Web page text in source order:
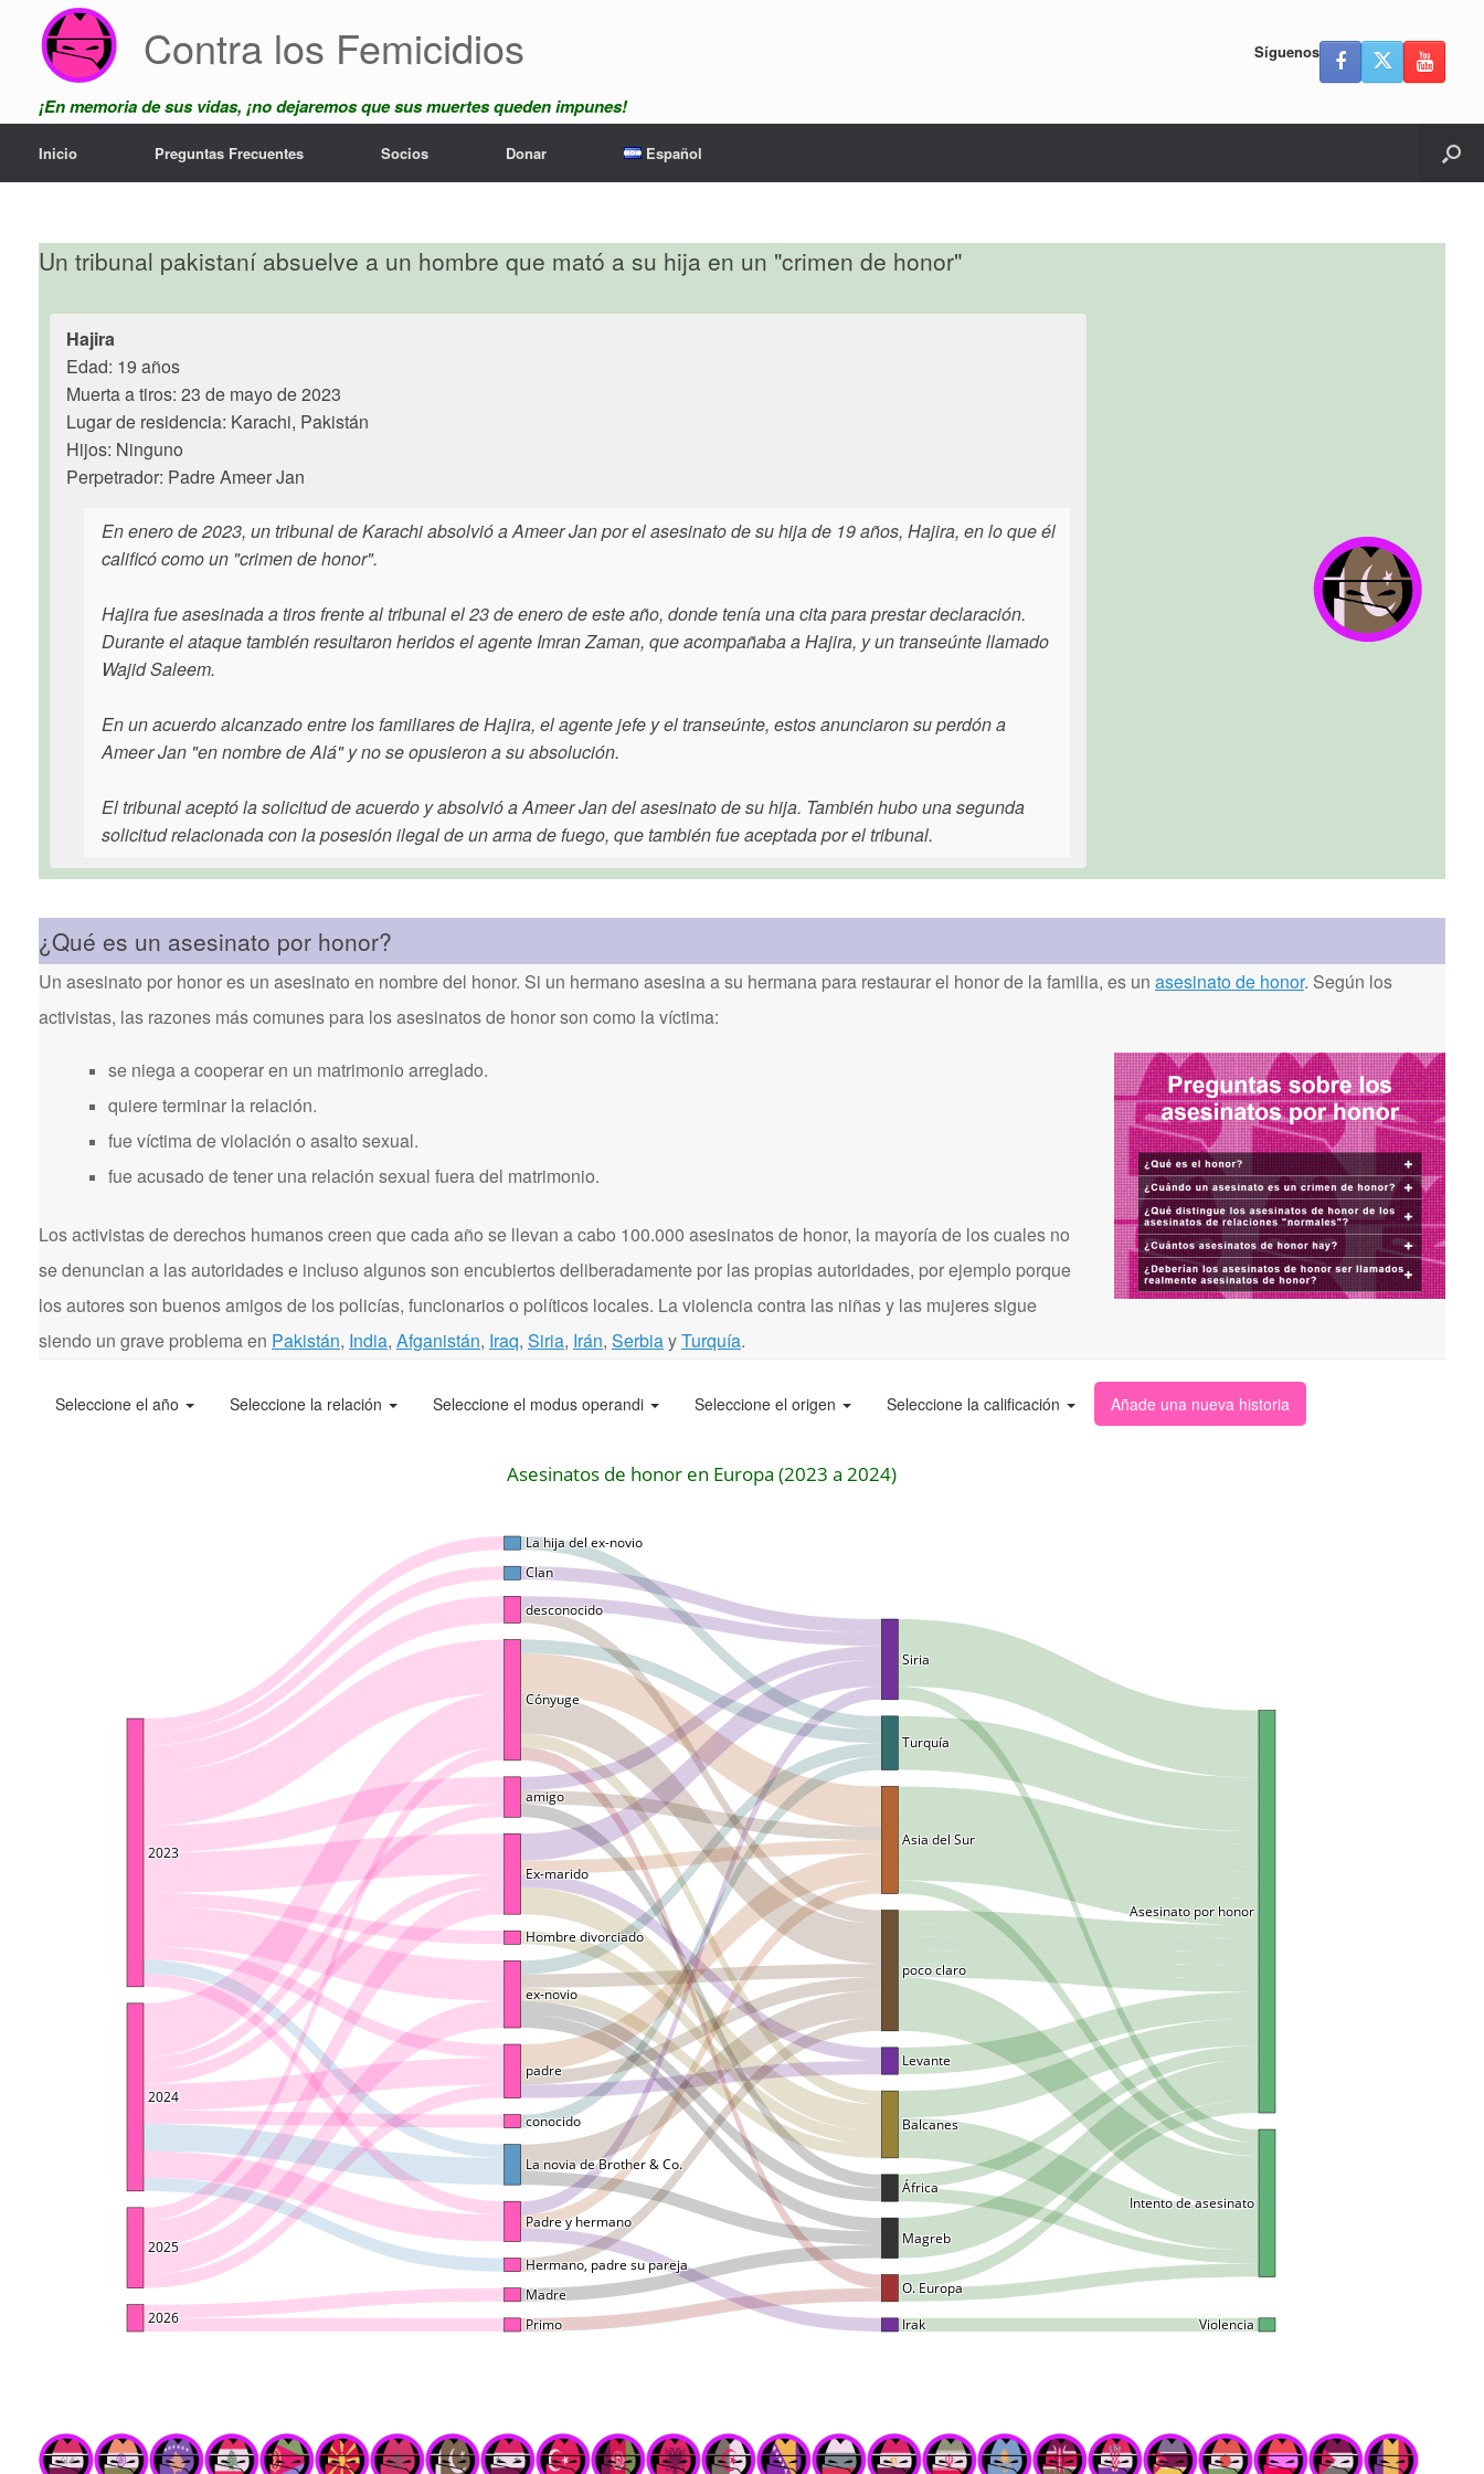
content
Contra los Femicidios
¡En memoria de sus vidas, ¡no dejaremos que sus muertes queden impunes!
Síguenos
Inicio Preguntas Frecuentes Socios Donar Español
Un tribunal pakistaní absuelve a un hombre que mató a su hija en un "crimen de honor"
Hajira
Edad: 19 años
Muerta a tiros: 23 de mayo de 2023
Lugar de residencia: Karachi, Pakistán
Hijos: Ninguno
Perpetrador: Padre Ameer Jan
En enero de 2023, un tribunal de Karachi absolvió a Ameer Jan por el asesinato de su hija de 19 años, Hajira, en lo que él
calificó como un "crimen de honor".
Hajira fue asesinada a tiros frente al tribunal el 23 de enero de este año, donde tenía una cita para prestar declaración.
Durante el ataque también resultaron heridos el agente Imran Zaman, que acompañaba a Hajira, y un transeúnte llamado
Wajid Saleem.
En un acuerdo alcanzado entre los familiares de Hajira, el agente jefe y el transeúnte, estos anunciaron su perdón a
Ameer Jan "en nombre de Alá" y no se opusieron a su absolución.
El tribunal aceptó la solicitud de acuerdo y absolvió a Ameer Jan del asesinato de su hija. También hubo una segunda
solicitud relacionada con la posesión ilegal de un arma de fuego, que también fue aceptada por el tribunal.
¿Qué es un asesinato por honor?
Un asesinato por honor es un asesinato en nombre del honor. Si un hermano asesina a su hermana para restaurar el honor de la familia, es un asesinato de honor. Según los
activistas, las razones más comunes para los asesinatos de honor son como la víctima:
se niega a cooperar en un matrimonio arreglado.
quiere terminar la relación.
fue víctima de violación o asalto sexual.
fue acusado de tener una relación sexual fuera del matrimonio.
Los activistas de derechos humanos creen que cada año se llevan a cabo 100.000 asesinatos de honor, la mayoría de los cuales no
se denuncian a las autoridades e incluso algunos son encubiertos deliberadamente por las propias autoridades, por ejemplo porque
los autores son buenos amigos de los policías, funcionarios o políticos locales. La violencia contra las niñas y las mujeres sigue
siendo un grave problema en Pakistán, India, Afganistán, Iraq, Siria, Irán, SerbiayTurquía.